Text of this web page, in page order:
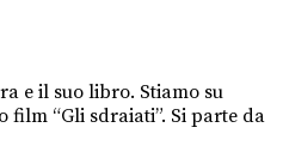
e il suo libro. Stiamo su
film “Gli sdraiati”. Si parte da